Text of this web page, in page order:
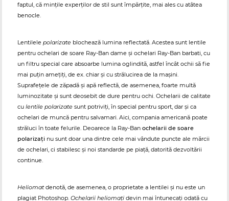
faptul, că mințile experților de stil sunt împărțite, mai ales cu atâtea
benocle.
Lentilele polarizate blochează lumina reflectată. Acestea sunt lentile
pentru ochelari de soare Ray-Ban dame și ochelari Ray-Ban barbati, cu
un filtru special care absoarbe lumina oglindită, astfel încât ochii să fie
mai puțin amețiți, de ex. chiar și cu strălucirea de la mașini.
Suprafețele de zăpadă și apă reflectă, de asemenea, foarte multă
luminozitate și sunt deosebit de dure pentru ochi. Ochelarii de calitate
cu lentile polarizate sunt potriviți, în special pentru sport, dar și ca
ochelari de muncă pentru salvamari. Aici, compania americană poate
străluci în toate felurile. Deoarece la Ray-Ban ochelarii de soare
polarizați nu sunt doar una dintre cele mai vândute puncte ale mărcii
de ochelari, ci stabilesc și noi standarde pe piață, datorită dezvoltării
continue.
Heliomatdenotă, de asemenea, o proprietate a lentilei și nu este un
plagiat Photoshop. Ochelarii heliomați devin mai întunecați odată cu